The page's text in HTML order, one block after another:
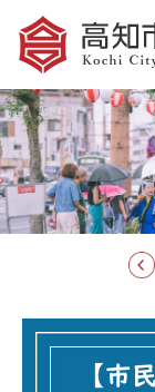
先
頭
で
す
。